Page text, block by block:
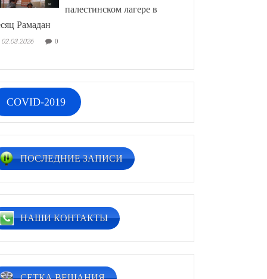
палестинском лагере в
Рамадан
02.03.2026 0
COVID-2019
ПОСЛЕДНИЕ ЗАПИСИ
НАШИ КОНТАКТЫ